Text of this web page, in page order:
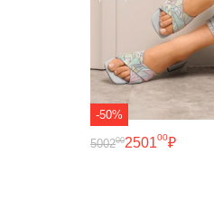
-50%
250100₽
500200